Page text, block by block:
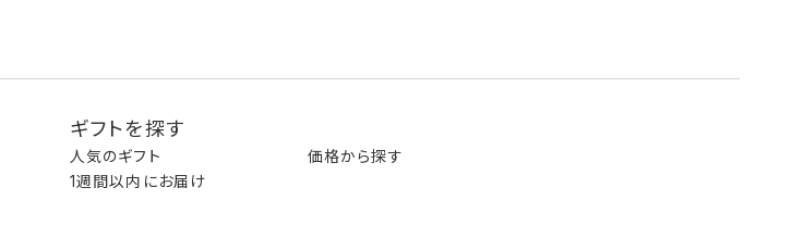
ギフトを探す
人気のギフト
価格から探す
1週間以内にお届け